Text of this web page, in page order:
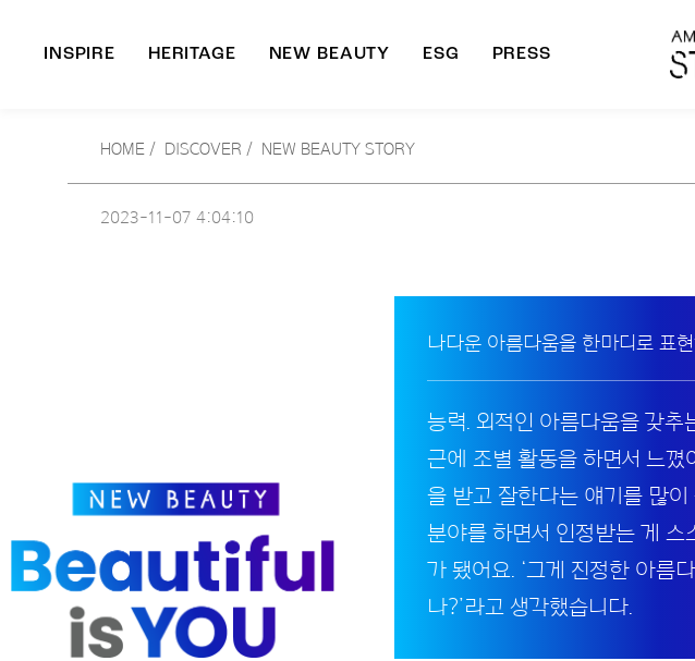
INSPIRE HERITAGE NEW BEAUTY ESG PRESS
HOME / DISCOVER / NEW BEAUTY STORY
2023-11-07 4:04:10
나다운 아름다움을 한마디로 표
능력. 외적인 아름다움을 갖추
근에 조별 활동을 하면서 느꼈
을 받고 잘한다는 얘기를 많이
분야를 하면서 인정받는 게 스
가 됐어요. ‘그게 진정한 아름
나?’라고 생각했습니다.